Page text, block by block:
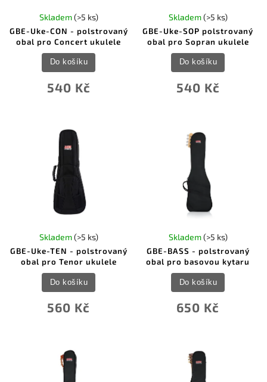
GBE-Uke-CON - polstrovaný
obal pro Concert ukulele
Skladem(>5 ks)
540 Kč
Do košíku
GBE-Uke-SOP polstrovaný
obal pro Sopran ukulele
Skladem(>5 ks)
540 Kč
Do košíku
GBE-Uke-TEN - polstrovaný
obal pro Tenor ukulele
Skladem(>5 ks)
560 Kč
Do košíku
GBE-BASS - polstrovaný
obal pro basovou kytaru
Skladem(>5 ks)
650 Kč
Do košíku